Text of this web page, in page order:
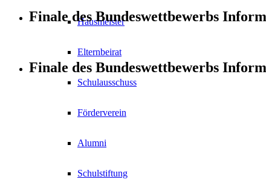
Hausmeister
Elternbeirat
Schulausschuss
Förderverein
Alumni
Schulstiftung
Finale des Bundeswettbewerbs
Finale des Bundeswettbewerbs